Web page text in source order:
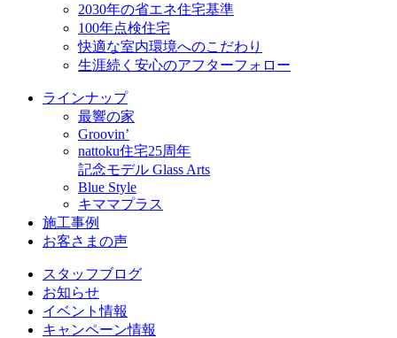
2030年の省エネ住宅基準
100年点検住宅
快適な室内環境へのこだわり
生涯続く安心のアフターフォロー
ラインナップ
最響の家
Groovin’
nattoku住宅25周年
記念モデル Glass Arts
Blue Style
キママプラス
施工事例
お客さまの声
スタッフブログ
お知らせ
イベント情報
キャンペーン情報